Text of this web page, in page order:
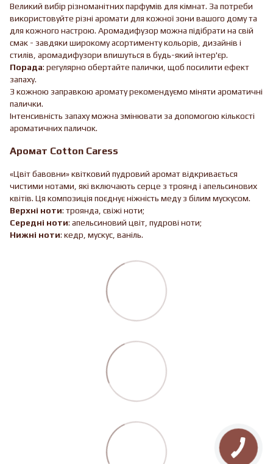
Великий вибір різноманітних парфумів для кімнат. За потреби
використовуйте різні аромати для кожної зони вашого дому та
для кожного настрою. Аромадифузор можна підібрати на свій
смак - завдяки широкому асортименту кольорів, дизайнів і
стилів, аромадифузори впишуться в будь-який інтер'єр.
Порада: регулярно обертайте палички, щоб посилити ефект
запаху.
З кожною заправкою аромату рекомендуємо міняти ароматичні
палички.
Інтенсивність запаху можна змінювати за допомогою кількості
ароматичних паличок.
Аромат Cotton Caress
«Цвіт бавовни» квітковий пудровий аромат відкривається
чистими нотами, які включають серце з троянд і апельсинових
квітів. Ця композиція поєднує ніжність меду з білим мускусом.
Верхні ноти: троянда, свіжі ноти;
Середні ноти: апельсиновий цвіт, пудрові ноти;
Нижні ноти: кедр, мускус, ваніль.